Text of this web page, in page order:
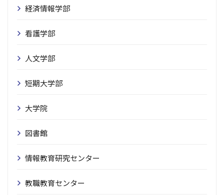
経済情報学部
看護学部
人文学部
短期大学部
大学院
図書館
情報教育研究センター
教職教育センター